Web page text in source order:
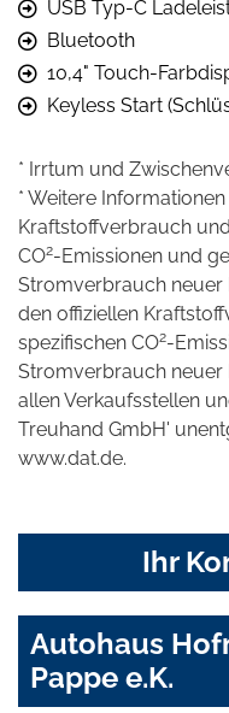
USB Typ-C
Bluetooth
10,4" Touch-
Keyless Start
* Irrtum und
* Weitere
Kraftstoffverbrauch
CO2-Emissionen und
Stromverbrauch neuer
den offiziellen
spezifischen CO2-
Stromverbrauch neuer
allen Verkaufsstellen
Treuhand GmbH'
www.dat.de.
Ihr
Autohaus
Pappe e.K.